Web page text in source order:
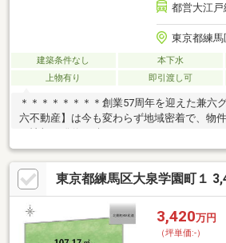
都営大江戸
東京都練馬
建築条件なし 本下水
上物有り
即引渡し可
＊＊＊＊＊＊＊＊創業57周年を迎えた兼六
六不動産】は今も変わらず地域密着で、物
中！赤いバナー『見学予約』より簡単申込
線「光が丘」駅徒歩約18分●お好きなハウ
していただけます。●整形地 限定1区画 陽
す●陽当たりが良く開放感のある住まいが
ので駐車スペースや庭などを建物プランで
宅街に位置しています。
東京都練馬区大泉学園町１
3,420万円
（坪単価:-）